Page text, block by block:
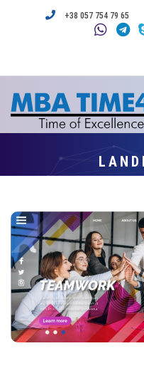
+38 057 754 79 65